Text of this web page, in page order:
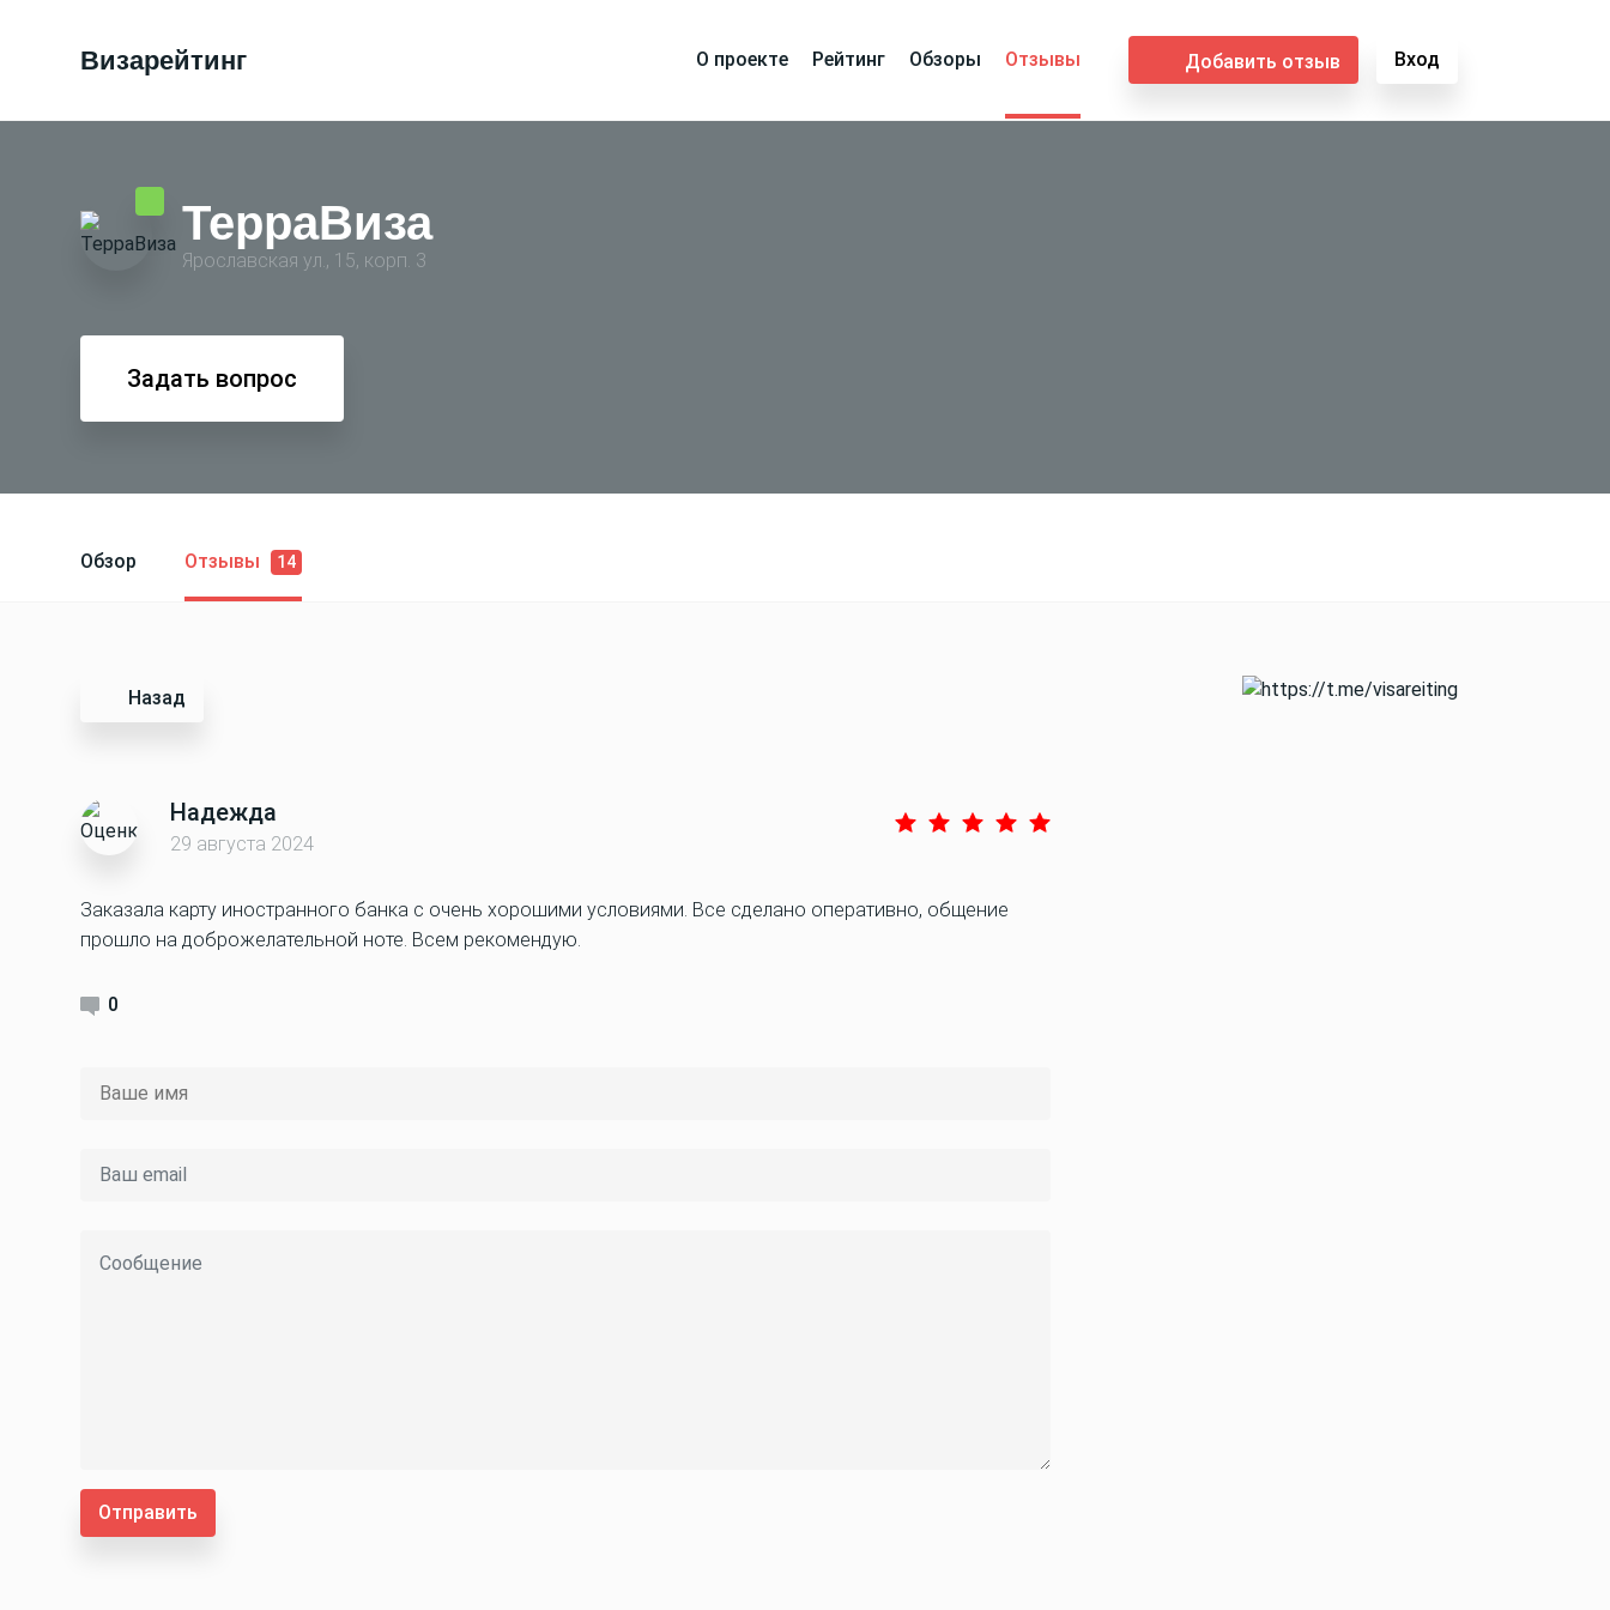
Визарейтинг О проекте Рейтинг Обзоры Отзывы Добавить отзыв Вход
ТерраВиза
Ярославская ул., 15, корп. 3
Задать вопрос
Обзор Отзывы 14
Назад
Надежда
29 августа 2024
Заказала карту иностранного банка с очень хорошими условиями. Все сделано оперативно, общение
прошло на доброжелательной ноте. Всем рекомендую.
0
Отправить